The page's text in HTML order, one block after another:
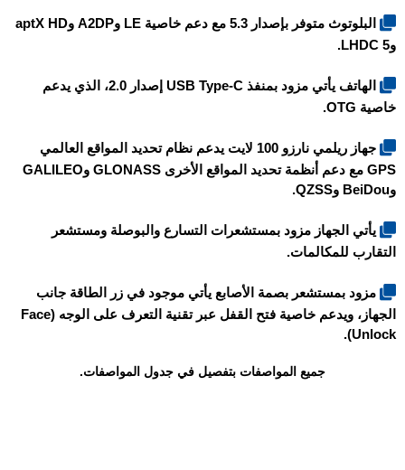
البلوتوث متوفر بإصدار 5.3 مع دعم خاصية LE وA2DP وaptX HD
وLHDC 5.
الهاتف يأتي مزود بمنفذ USB Type-C إصدار 2.0، الذي يدعم
خاصية OTG.
جهاز ريلمي نارزو 100 لايت
يدعم نظام تحديد المواقع العالمي
GPS مع دعم أنظمة تحديد المواقع الأخرى GLONASS وGALILEO
وBeiDou وQZSS.
يأتي الجهاز مزود بمستشعرات التسارع والبوصلة ومستشعر
التقارب للمكالمات.
مزود بمستشعر بصمة الأصابع يأتي موجود في زر الطاقة جانب
الجهاز، ويدعم خاصية فتح القفل عبر تقنية التعرف على الوجه (Face
Unlock).
جميع المواصفات بتفصيل في جدول المواصفات.